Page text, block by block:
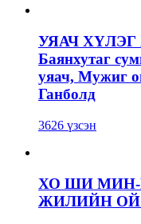
УЯАЧ ХҮЛЭГ
Баянхутаг
уяач, Мужиг
Ганболд
3626 үзсэн
ХО ШИ МИН-
ЖИЛИЙН